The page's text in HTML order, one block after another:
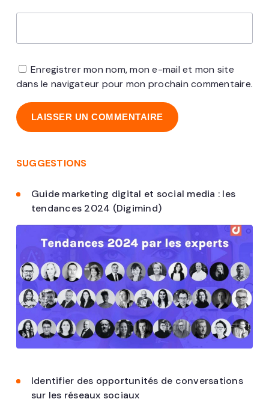
Enregistrer mon nom, mon e-mail et mon site
dans le navigateur pour mon prochain commentaire.
SUGGESTIONS
Guide marketing digital et social media : les
tendances 2024 (Digimind)
Identifier des opportunités de conversations
sur les réseaux sociaux